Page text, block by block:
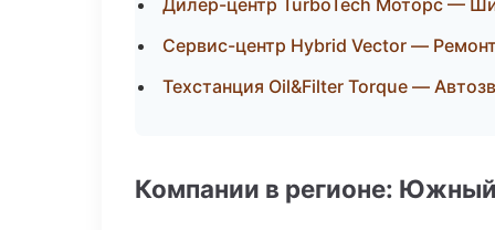
Дилер-центр TurboTech Моторс —
Сервис-центр Hybrid Vector —
Техстанция Oil&Filter Torque —
Компании в регионе: